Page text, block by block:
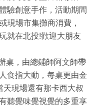
驗創意手作，活動期間
現場市集攤商消費，
就在北投!歡迎大朋友
，由總鋪師阿文師帶
食指大動，每桌更由金
天現場還有那卡西大叔
聽覺味覺視覺的多重享